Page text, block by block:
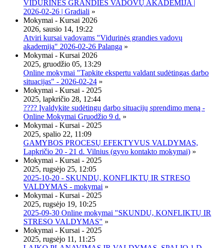
VIDURINĖS GRANDIES VADOVŲ AKADEMIJA |
2026-02-26 | Gradiali »
Mokymai - Kursai 2026
2026, sausio 14, 19:22
Atviri kursai vadovams "Vidurinės grandies vadovų
akademija" 2026-02-26 Palanga »
Mokymai - Kursai 2026
2025, gruodžio 05, 13:29
Online mokymai "Tapkite ekspertu valdant sudėtingas darbo
situacijas" - 2026-02-24 »
Mokymai - Kursai - 2025
2025, lapkričio 28, 12:44
???? Įvaldykite sudėtingų darbo situacijų sprendimo meną -
Online Mokymai Gruodžio 9 d. »
Mokymai - Kursai - 2025
2025, spalio 22, 11:09
GAMYBOS PROCESŲ EFEKTYVUS VALDYMAS,
Lapkričio 20 - 21 d. Vilnius (gyvo kontakto mokymai) »
Mokymai - Kursai - 2025
2025, rugsėjo 25, 12:05
2025-10-20 - SKUNDŲ, KONFLIKTŲ IR STRESO
VALDYMAS - mokymai »
Mokymai - Kursai - 2025
2025, rugsėjo 19, 10:25
2025-09-30 Online mokymai "SKUNDŲ, KONFLIKTŲ IR
STRESO VALDYMAS" »
Mokymai - Kursai - 2025
2025, rugsėjo 11, 11:25